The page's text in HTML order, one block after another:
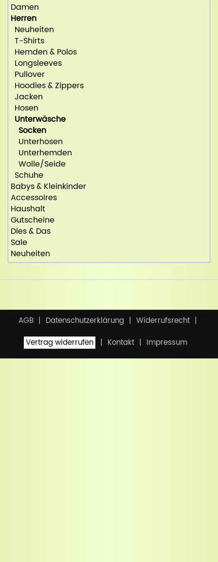
Damen
Herren
Neuheiten
T-Shirts
Hemden & Polos
Longsleeves
Pullover
Hoodies & Zippers
Jacken
Hosen
Unterwäsche
Socken
Unterhosen
Unterhemden
Wolle/Seide
Schuhe
Babys & Kleinkinder
Accessoires
Haushalt
Gutscheine
Dies & Das
Sale
Neuheiten
AGB Datenschutzerklärung
Widerrufsrecht
Vertrag widerrufen
Kontakt Impressum